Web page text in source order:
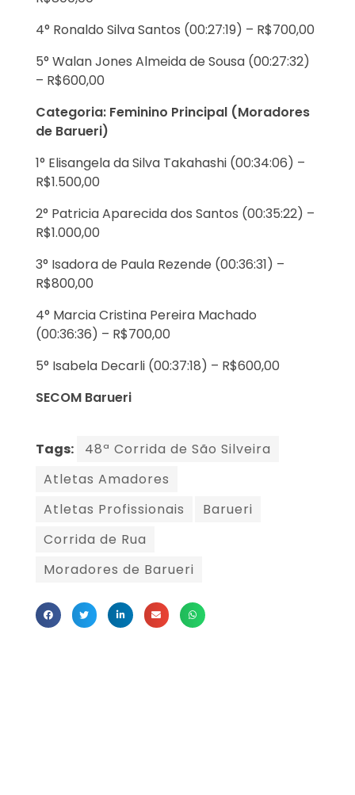
4° Ronaldo Silva Santos (00:27:19) – R$700,00
5° Walan Jones Almeida de Sousa (00:27:32)
– R$600,00
Categoria: Feminino Principal (Moradores
de Barueri)
1° Elisangela da Silva Takahashi (00:34:06) –
R$1.500,00
2° Patricia Aparecida dos Santos (00:35:22) –
R$1.000,00
3° Isadora de Paula Rezende (00:36:31) –
R$800,00
4° Marcia Cristina Pereira Machado
(00:36:36) – R$700,00
5° Isabela Decarli (00:37:18) – R$600,00
SECOM Barueri
Tags:
48ª Corrida de São Silveira
Atletas Amadores
Atletas Profissionais
Barueri
Corrida de Rua
Moradores de Barueri